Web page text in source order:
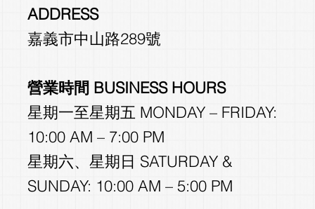
ADDRESS
嘉義市中山路289號
營業時間 BUSINESS HOURS
星期一至星期五 MONDAY – FRIDAY:
10:00 AM – 7:00 PM
星期六、星期日 SATURDAY &
SUNDAY: 10:00 AM – 5:00 PM